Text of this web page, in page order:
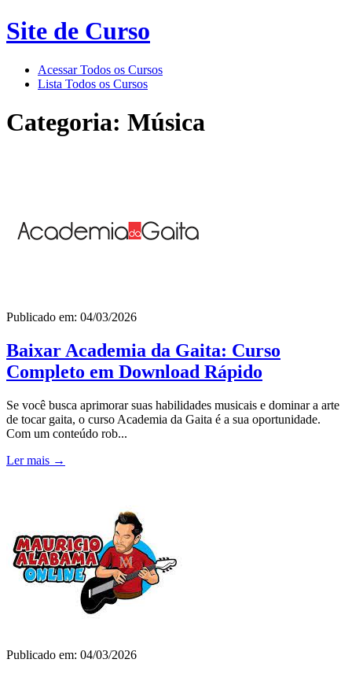
Site de Curso
Acessar Todos os Cursos
Lista Todos os Cursos
Categoria: Música
Publicado em: 04/03/2026
Baixar Academia da Gaita: Curso
Completo em Download Rápido
Se você busca aprimorar suas habilidades musicais e dominar a arte
de tocar gaita, o curso Academia da Gaita é a sua oportunidade.
Com um conteúdo rob...
Ler mais →
Publicado em: 04/03/2026